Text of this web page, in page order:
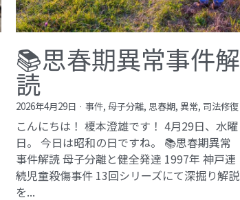
📚思春期異常事件解
読
2026年4月29日 · 事件, 母子分離, 思春期, 異常, 司法修復
こんにちは！ 榎本澄雄です！ 4月29日、水曜
日。 今日は昭和の日ですね。 📚思春期異常
事件解読 母子分離と健全発達 1997年 神戸連
続児童殺傷事件 13回シリーズにて深掘り解説
を...